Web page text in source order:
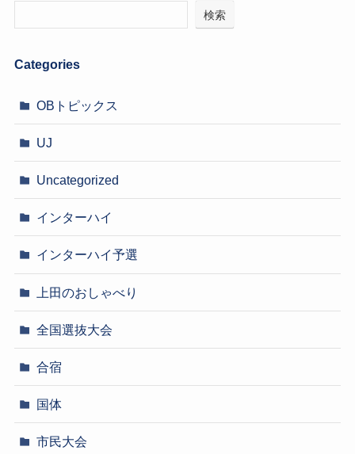
検索
Categories
OBトピックス
UJ
Uncategorized
インターハイ
インターハイ予選
上田のおしゃべり
全国選抜大会
合宿
国体
市民大会